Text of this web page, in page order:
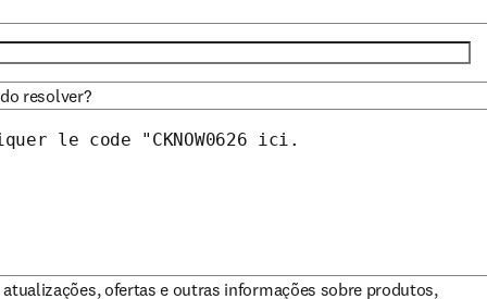
resolver?
atualizações, ofertas e outras informações sobre produtos,